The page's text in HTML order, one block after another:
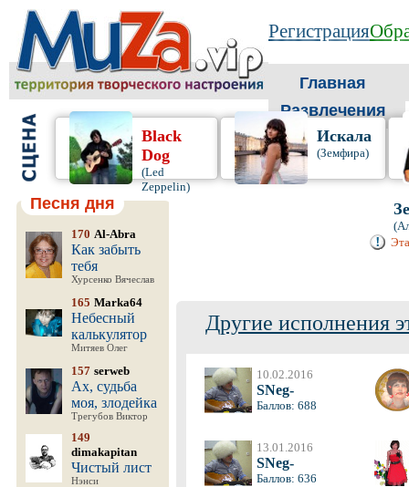
Регистрация
Главная
Развлечения
Black
Dog
(Led
Zeppelin)
Искала
(Земфира)
Песня дня
170 Al-Abra
Как забыть
тебя
Хурсенко Вячеслав
165 Marka64
Небесный
калькулятор
Митяев Олег
157 serweb
Ах, судьба
моя, злодейка
Трегубов Виктор
149
dimakapitan
Чистый лист
Нэнси
Другие исполнения
10.02.2016
SNeg-
Баллов: 688
13.01.2016
SNeg-
Баллов: 636